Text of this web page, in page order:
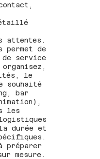
attentes.
permet de
service
le
souhaité
bar
les
durée et
préparer
mesure.